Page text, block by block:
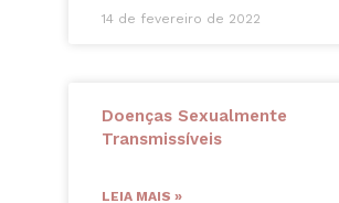
14 de fevereiro de 2022
Doenças Sexualmente
Transmissíveis
LEIA MAIS »